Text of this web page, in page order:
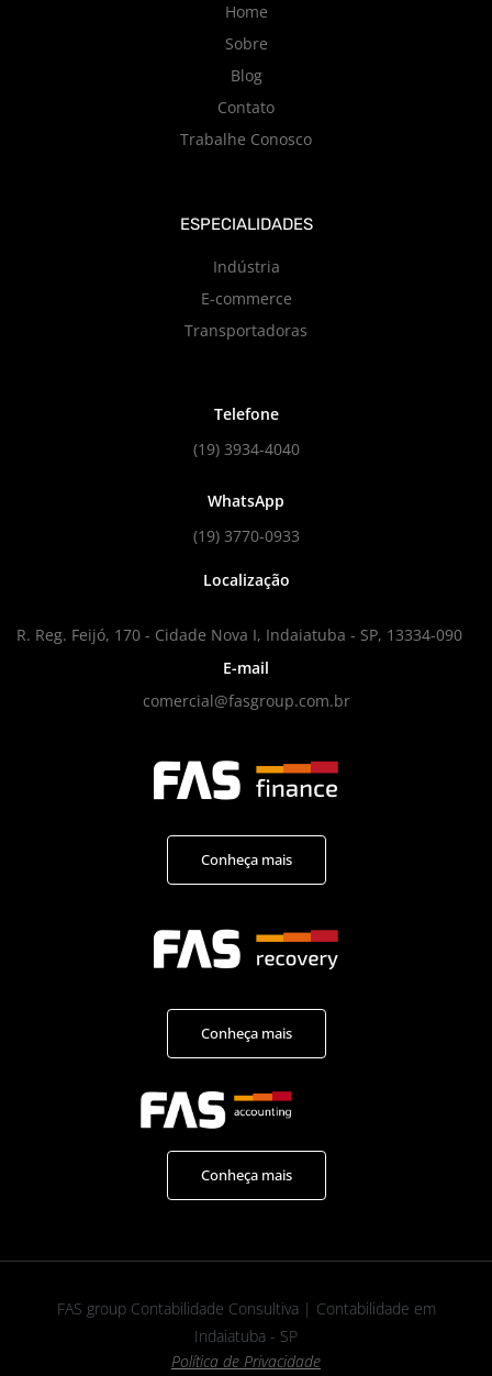
Home
Sobre
Blog
Contato
Trabalhe Conosco
ESPECIALIDADES
Indústria
E-commerce
Transportadoras
Telefone
(19) 3934-4040
WhatsApp
(19) 3770-0933
Localização
R. Reg. Feijó, 170 - Cidade Nova I, Indaiatuba - SP, 13334-090
E-mail
comercial@fasgroup.com.br
Conheça mais
Conheça mais
Conheça mais
FAS group Contabilidade Consultiva | Contabilidade em
Indaiatuba - SP
Política de Privacidade